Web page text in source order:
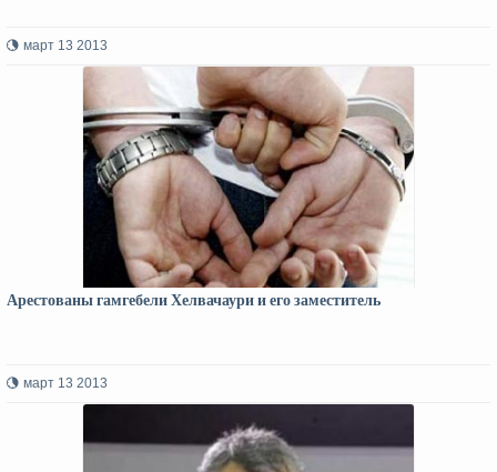
март 13 2013
Арестованы гамгебели Хелвачаури и его заместитель
март 13 2013